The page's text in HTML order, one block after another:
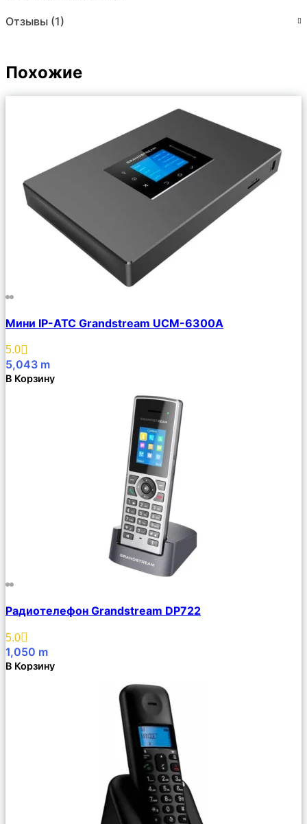
Отзывы (1)
Похожие
Описание
Избранное
Мини IP-АТС Grandstream UCM-6300A
5.0
5,043 m
В Корзину
Описание
Избранное
Радиотелефон Grandstream DP722
5.0
1,050 m
В Корзину